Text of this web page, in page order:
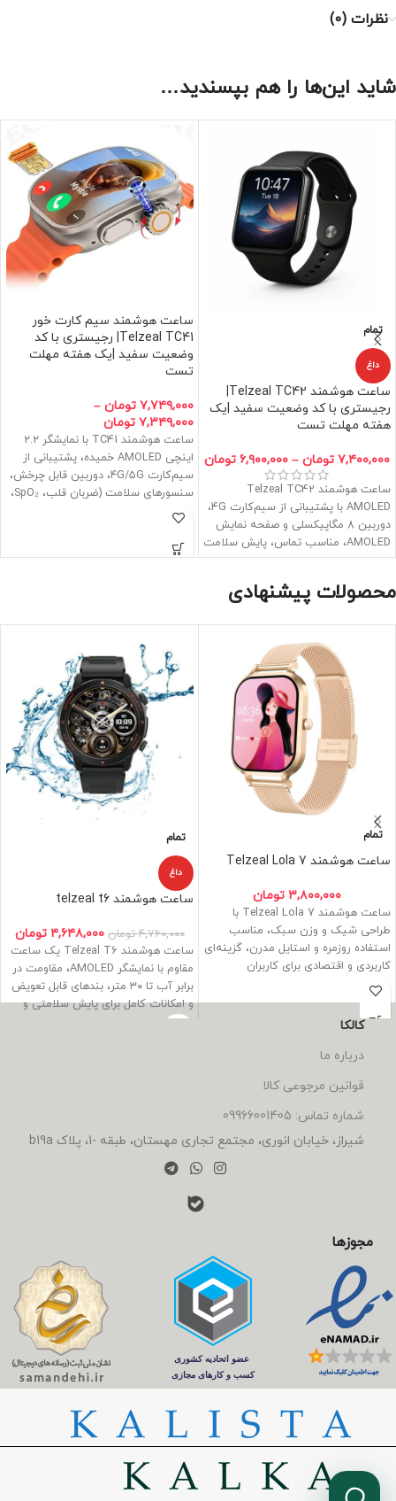
نظرات (0)
شاید این‌ها را هم بپسندید…
تمام
داغ
ساعت هوشمند Telzeal TC42|
رجیستری با کد وضعیت سفید |یک
هفته مهلت تست
۷,۴۰۰,۰۰۰ تومان – ۶,۹۰۰,۰۰۰ تومان
ساعت هوشمند Telzeal TC42
AMOLED با پشتیبانی از سیم‌کارت 4G،
دوربین 8 مگاپیکسلی و صفحه نمایش
AMOLED، مناسب تماس، پایش سلامت
و استایل روزانه
ساعت هوشمند سیم کارت خور
Telzeal TC41| رجیستری با کد
وضعیت سفید |یک هفته مهلت
تست
۷,۷۴۹,۰۰۰ تومان –
۷,۳۴۹,۰۰۰ تومان
ساعت هوشمند TC41 با نمایشگر ۲.۲
اینچی AMOLED خمیده، پشتیبانی از
سیم‌کارت ۴G/۵G، دوربین قابل چرخش،
سنسورهای سلامت (ضربان قلب، SpO₂،
فشار خون) و حافظه قوی، گزینه‌ای
یک تلفن همراه کوچک روی مچ
محصولات پیشنهادی
تمام
ساعت هوشمند Telzeal Lola 7
۳,۸۰۰,۰۰۰ تومان
ساعت هوشمند Telzeal Lola 7 با
طراحی شیک و وزن سبک، مناسب
استفاده روزمره و استایل مدرن، گزینه‌ای
کاربردی و اقتصادی برای کاربران
خوش‌سلیقه.
تمام
داغ
ساعت هوشمند telzeal t6
۴,۷۶۰,۰۰۰ تومان ۴,۶۴۸,۰۰۰ تومان
ساعت هوشمند Telzeal T6 یک ساعت
مقاوم با نمایشگر AMOLED، مقاومت در
برابر آب تا ۳۰ متر، بندهای قابل تعویض
و امکانات کامل برای پایش سلامتی و
ورزش است.
کالکا
درباره ما
قوانین مرجوعی کالا
شماره تماس: 09966001405
شیراز، خیابان انوری، مجتمع تجاری مهستان، طبقه -1، پلاک b19a
مجوزها